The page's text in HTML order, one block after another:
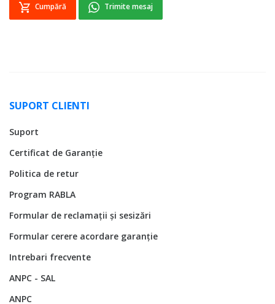
Cumpără Trimite mesaj
SUPORT CLIENTI
Suport
Certificat de Garanție
Politica de retur
Program RABLA
Formular de reclamații și sesizări
Formular cerere acordare garanție
Intrebari frecvente
ANPC - SAL
ANPC